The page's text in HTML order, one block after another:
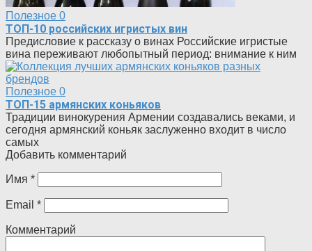
Полезное 0
ТОП-10 российских игристых вин
Предисловие к рассказу о винах Российские игристые
вина переживают любопытный период: внимание к ним
Полезное 0
ТОП-15 армянских коньяков
Традиции винокурения Армении создавались веками, и
сегодня армянский коньяк заслуженно входит в число
самых
Добавить комментарий
Имя *
Email *
Комментарий